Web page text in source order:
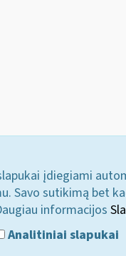
įdiegiami
Savo sutikimą bet
informacijos
Analitiniai slapukai